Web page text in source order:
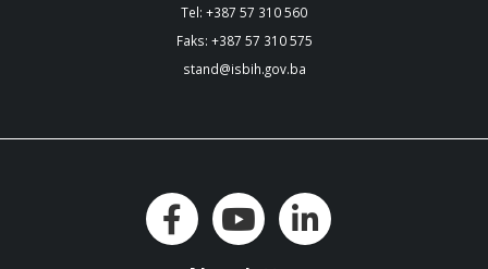
Tel: +387 57 310 560
Faks: +387 57 310 575
stand@isbih.gov.ba